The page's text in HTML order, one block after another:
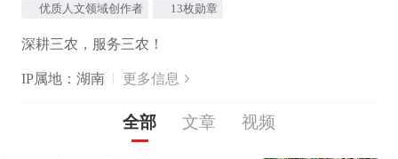
优质人文领域创作者 13枚勋章
深耕三农，服务三农！
IP属地：湖南 更多信息
全部 文章 视频